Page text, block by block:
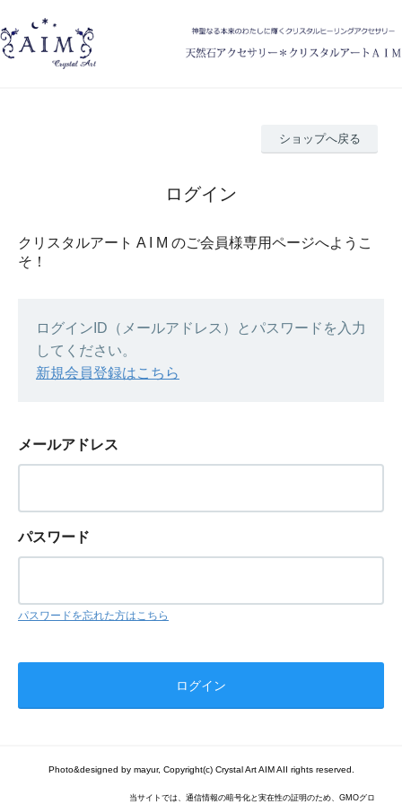
ショップへ戻る
ログイン
クリスタルアート A I M のご会員様専用ページへようこ
そ！
ログインID（メールアドレス）とパスワードを入力
してください。
新規会員登録はこちら
メールアドレス
パスワード
パスワードを忘れた方はこちら
Photo&designed by mayur, Copyright(c) Crystal Art AIM AII rights reserved.
当サイトでは、通信情報の暗号化と実在性の証明のため、GMOグロ